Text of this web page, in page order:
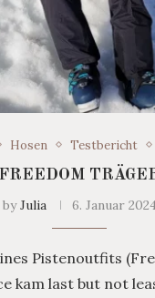
Hosen Testbericht
byJulia 6. Januar
Pistenoutfits
kam last but not